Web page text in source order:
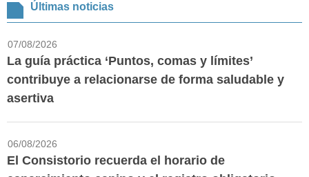
Últimas noticias
07/08/2026
La guía práctica ‘Puntos, comas y límites’
contribuye a relacionarse de forma saludable y
asertiva
06/08/2026
El Consistorio recuerda el horario de